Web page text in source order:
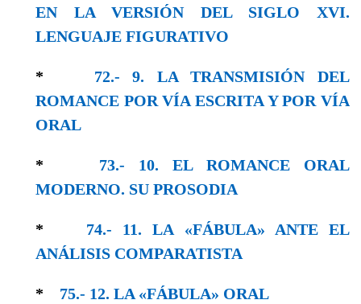
EN LA VERSIÓN DEL SIGLO XVI.
LENGUAJE FIGURATIVO
* 72.- 9. LA TRANSMISIÓN DEL
ROMANCE POR VÍA ESCRITA Y POR VÍA
ORAL
* 73.- 10. EL ROMANCE ORAL
MODERNO. SU PROSODIA
* 74.- 11. LA «FÁBULA» ANTE EL
ANÁLISIS COMPARATISTA
* 75.- 12. LA «FÁBULA» ORAL